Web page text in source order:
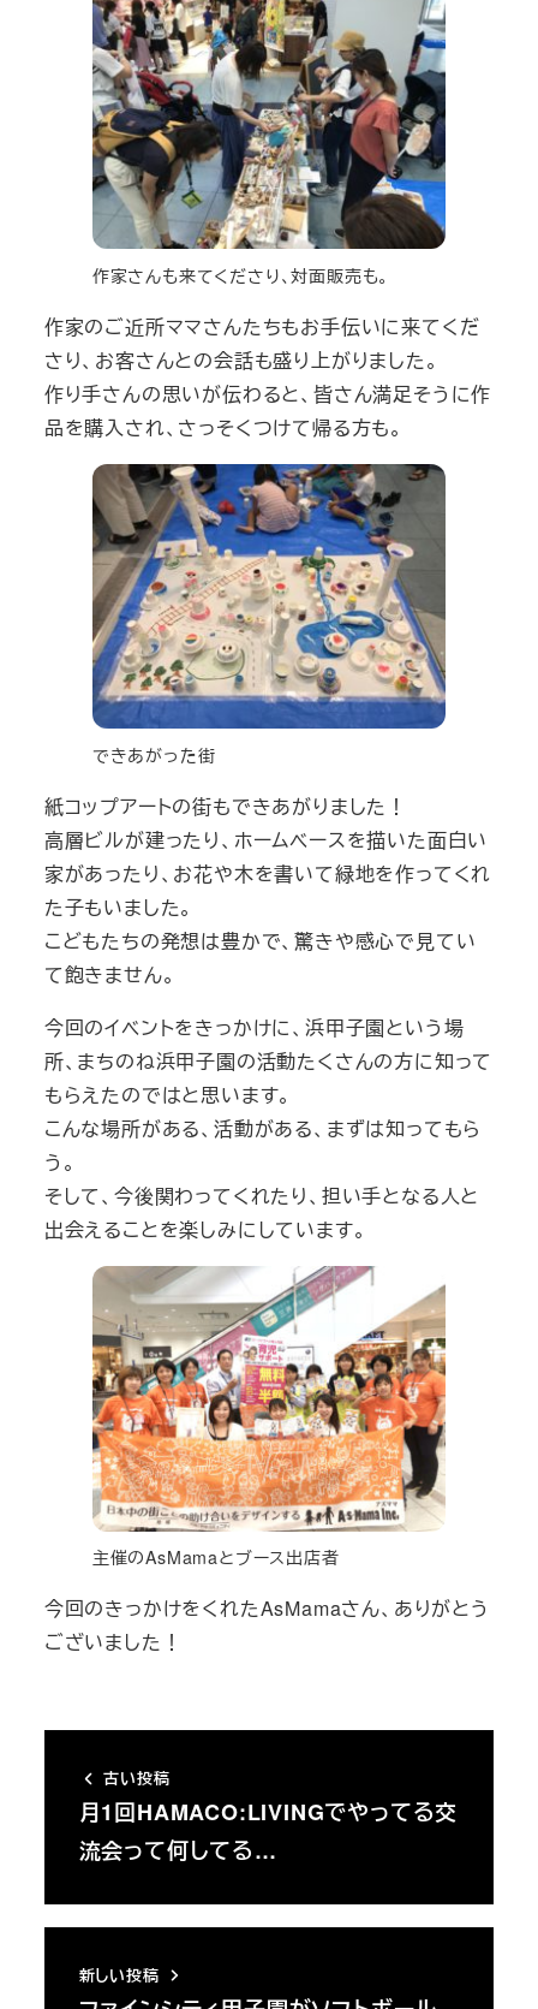
作家さんも来てくださり、対面販売も。
作家のご近所ママさんたちもお手伝いに来てくだ
さり、お客さんとの会話も盛り上がりました。
作り手さんの思いが伝わると、皆さん満足そうに作
品を購入され、さっそくつけて帰る方も。
できあがった街
紙コップアートの街もできあがりました！
高層ビルが建ったり、ホームベースを描いた面白い
家があったり、お花や木を書いて緑地を作ってくれ
た子もいました。
こどもたちの発想は豊かで、驚きや感心で見てい
て飽きません。
今回のイベントをきっかけに、浜甲子園という場
所、まちのね浜甲子園の活動たくさんの方に知って
もらえたのではと思います。
こんな場所がある、活動がある、まずは知ってもら
う。
そして、今後関わってくれたり、担い手となる人と
出会えることを楽しみにしています。
主催のAsMamaとブース出店者
今回のきっかけをくれたAsMamaさん、ありがとう
ございました！
古い投稿
月1回HAMACO:LIVINGでやってる交
流会って何してる…
新しい投稿